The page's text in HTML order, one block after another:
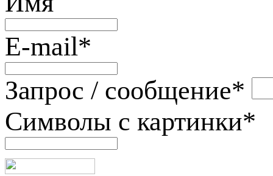
E-mail*
Запрос / сообщение*
Символы с картинки*